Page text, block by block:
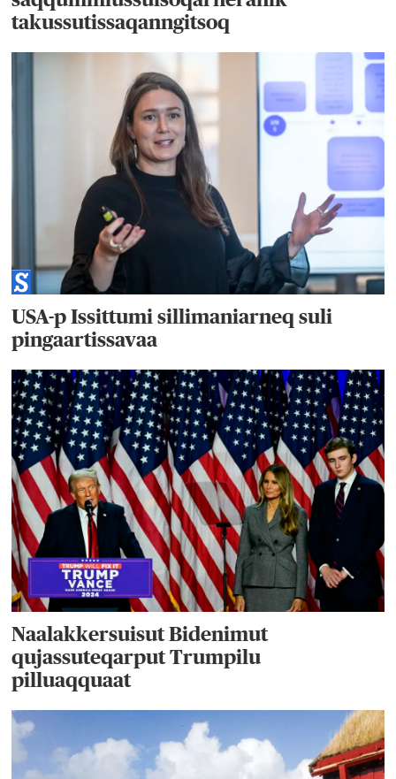
takussutissaqanngitsoq
USA-p Issittumi sillimaniarneq suli
pingaartissavaa
Naalakkersuisut Bidenimut
qujassuteqarput Trumpilu
pilluaqquaat